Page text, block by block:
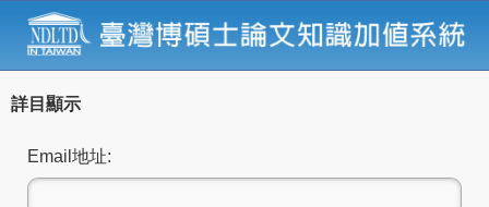
詳目顯示
Email地址: